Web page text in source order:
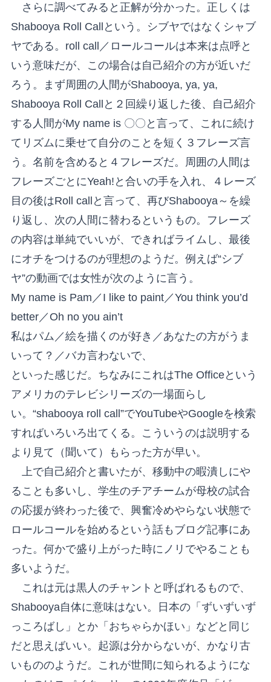
さらに調べてみると正解が分かった。正しくは
Shabooya Roll Callという。シブヤではなくシャブ
ヤである。roll call／ロールコールは本来は点呼と
いう意味だが、この場合は自己紹介の方が近いだ
ろう。まず周囲の人間がShabooya, ya, ya,
Shabooya Roll Callと２回繰り返した後、自己紹介
する人間がMy name is 〇〇と言って、これに続け
てリズムに乗せて自分のことを短く３フレーズ言
う。名前を含めると４フレーズだ。周囲の人間は
フレーズごとにYeah!と合いの手を入れ、４レーズ
目の後はRoll callと言って、再びShabooya～を繰
り返し、次の人間に替わるというもの。フレーズ
の内容は単純でいいが、できればライムし、最後
にオチをつけるのが理想のようだ。例えば“シブ
ヤ”の動画では女性が次のように言う。
My name is Pam／I like to paint／You think you’d
better／Oh no you ain’t
私はパム／絵を描くのが好き／あなたの方がうま
いって？／バカ言わないで、
といった感じだ。ちなみにこれはThe Officeという
アメリカのテレビシリーズの一場面らし
い。“shabooya roll call”でYouTubeやGoogleを検索
すればいろいろ出てくる。こういうのは説明する
より見て（聞いて）もらった方が早い。
上で自己紹介と書いたが、移動中の暇潰しにや
ることも多いし、学生のチアチームが母校の試合
の応援が終わった後で、興奮冷めやらない状態で
ロールコールを始めるという話もブログ記事にあ
った。何かで盛り上がった時にノリでやることも
多いようだ。
これは元は黒人のチャントと呼ばれるもので、
Shabooya自体に意味はない。日本の「ずいずいず
っころばし」とか「おちゃらかほい」などと同じ
だと思えばいい。起源は分からないが、かなり古
いもののようだ。これが世間に知られるようにな